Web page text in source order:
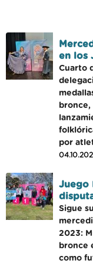
en los
Cuarto
bronce,
por
Juego
Sigue
2023:
bronce
como